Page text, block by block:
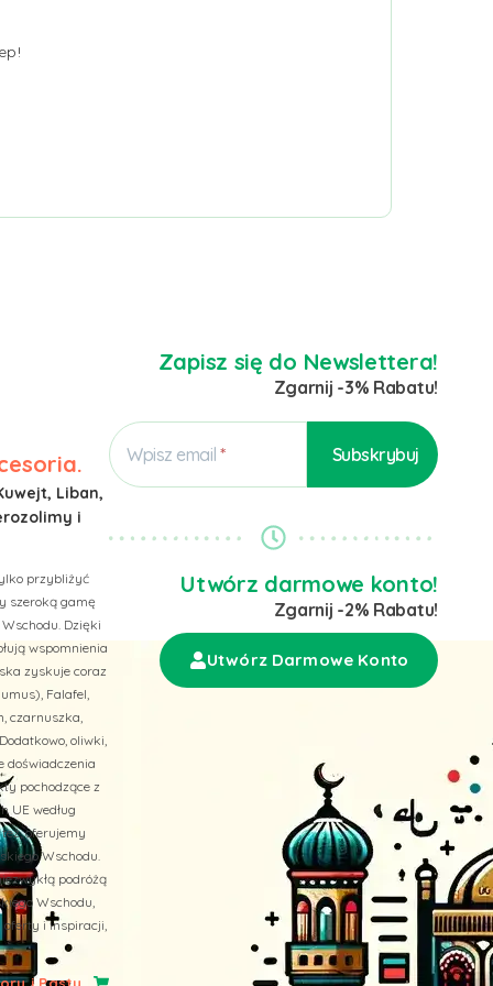
Liban,
i
przybliżyć
szeroką gamę
Dzięki
wspomnienia
zyskuje coraz
Falafel,
czarnuszka,
oliwki,
doświadczenia
pochodzące z
UE według
oferujemy
Wschodu.
podróżą
Wschodu,
i inspiracji,
Zapisz się do Newslettera!
Zgarnij -3% Rabatu!
Wpisz email
Utwórz darmowe konto!
Zgarnij -2% Rabatu!
Utwórz Darmowe Konto